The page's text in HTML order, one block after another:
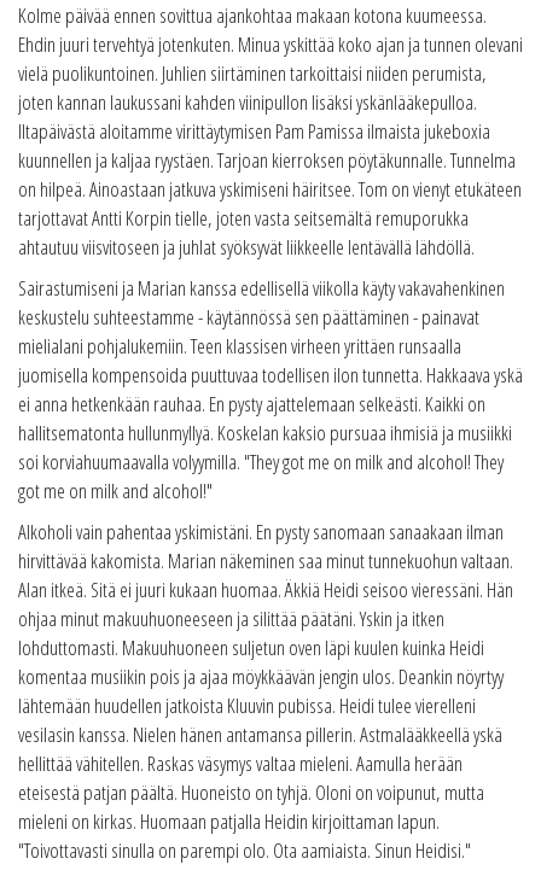
Kolme päivää ennen sovittua ajankohtaa makaan kotona kuumeessa.
Ehdin juuri tervehtyä jotenkuten. Minua yskittää koko ajan ja tunnen olevani
vielä puolikuntoinen. Juhlien siirtäminen tarkoittaisi niiden perumista,
joten kannan laukussani kahden viinipullon lisäksi yskänlääkepulloa.
Iltapäivästä aloitamme virittäytymisen Pam Pamissa ilmaista jukeboxia
kuunnellen ja kaljaa ryystäen. Tarjoan kierroksen pöytäkunnalle. Tunnelma
on hilpeä. Ainoastaan jatkuva yskimiseni häiritsee. Tom on vienyt etukäteen
tarjottavat Antti Korpin tielle, joten vasta seitsemältä remuporukka
ahtautuu viisvitoseen ja juhlat syöksyvät liikkeelle lentävällä lähdöllä.
Sairastumiseni ja Marian kanssa edellisellä viikolla käyty vakavahenkinen
keskustelu suhteestamme - käytännössä sen päättäminen - painavat
mielialani pohjalukemiin. Teen klassisen virheen yrittäen runsaalla
juomisella kompensoida puuttuvaa todellisen ilon tunnetta. Hakkaava yskä
ei anna hetkenkään rauhaa. En pysty ajattelemaan selkeästi. Kaikki on
hallitsematonta hullunmyllyä. Koskelan kaksio pursuaa ihmisiä ja musiikki
soi korviahuumaavalla volyymilla. "They got me on milk and alcohol! They
got me on milk and alcohol!"
Alkoholi vain pahentaa yskimistäni. En pysty sanomaan sanaakaan ilman
hirvittävää kakomista. Marian näkeminen saa minut tunnekuohun valtaan.
Alan itkeä. Sitä ei juuri kukaan huomaa. Äkkiä Heidi seisoo vieressäni. Hän
ohjaa minut makuuhuoneeseen ja silittää päätäni. Yskin ja itken
lohduttomasti. Makuuhuoneen suljetun oven läpi kuulen kuinka Heidi
komentaa musiikin pois ja ajaa möykkäävän jengin ulos. Deankin nöyrtyy
lähtemään huudellen jatkoista Kluuvin pubissa. Heidi tulee vierelleni
vesilasin kanssa. Nielen hänen antamansa pillerin. Astmalääkkeellä yskä
hellittää vähitellen. Raskas väsymys valtaa mieleni. Aamulla herään
eteisestä patjan päältä. Huoneisto on tyhjä. Oloni on voipunut, mutta
mieleni on kirkas. Huomaan patjalla Heidin kirjoittaman lapun.
"Toivottavasti sinulla on parempi olo. Ota aamiaista. Sinun Heidisi."